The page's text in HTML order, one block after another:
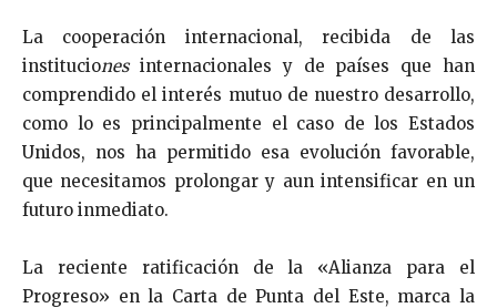
La cooperación internacional, recibida de las
institucio­nes internacionales y de países que han
comprendido el interés mutuo de nuestro desarrollo,
como lo es princi­palmente el caso de los Estados
Unidos, nos ha permitido esa evolución favorable,
que necesitamos prolongar y aun intensificar en un
futuro inmediato.
La reciente ratificación de la «Alianza para el
Progreso» en la Carta de Punta del Este, marca la